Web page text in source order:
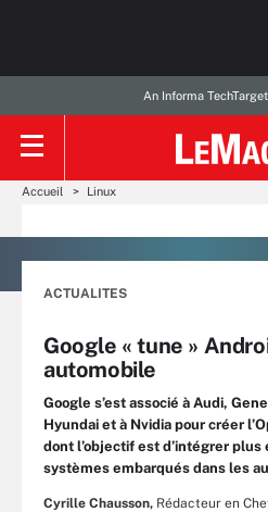
An Informa
Accueil Linux
ACTUALITES
Google « tune »
automobile
Google s’est associé à Audi,
Hyundai et à Nvidia pour créer
dont l’objectif est d’intégrer
systèmes embarqués dans les
Cyrille Chausson, Rédacteur en